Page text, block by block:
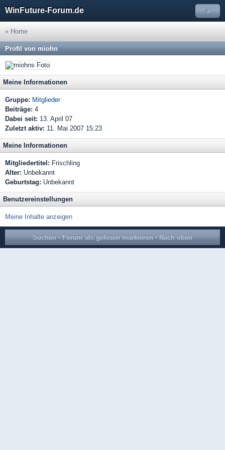
WinFuture-Forum.de »
« Home
Profil von miohn
Meine Informationen
Gruppe: Mitglieder
Beiträge: 4
Dabei seit: 13. April 07
Zuletzt aktiv: 11. Mai 2007 15:23
Meine Informationen
Mitgliedertitel: Frischling
Alter: Unbekannt
Geburtstag: Unbekannt
Benutzereinstellungen
Meine Inhalte anzeigen
Suchen · Forum als gelesen markieren · Nach oben